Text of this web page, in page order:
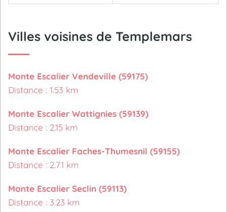
Villes voisines de Templemars
Monte Escalier Vendeville (59175)
Distance : 1.53 km
Monte Escalier Wattignies (59139)
Distance : 2.15 km
Monte Escalier Faches-Thumesnil (59155)
Distance : 2.71 km
Monte Escalier Seclin (59113)
Distance : 3.23 km